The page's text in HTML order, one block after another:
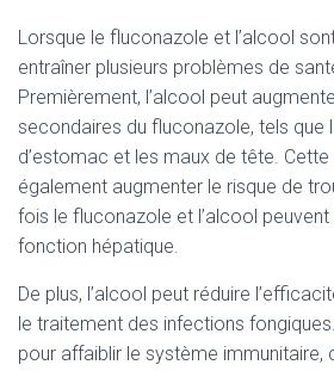
Lorsque le fluconazole et l’alcool
entraîner plusieurs problèmes de
Premièrement, l’alcool peut
secondaires du fluconazole, tels que
d’estomac et les maux de tête.
également augmenter le risque de
fois le fluconazole et l’alcool
fonction hépatique.
De plus, l’alcool peut réduire
le traitement des infections
pour affaiblir le système immunitaire,